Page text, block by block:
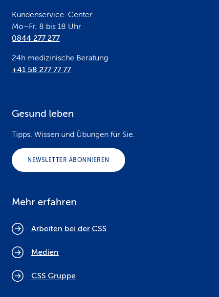
Kundenservice-Center
Mo–Fr, 8 bis 18 Uhr
0844 277 277
24h medizinische Beratung
+41 58 277 77 77
Gesund leben
Tipps, Wissen und Übungen für Sie.
NEWSLETTER ABONNIEREN
Mehr erfahren
Arbeiten bei der CSS
Medien
CSS Gruppe